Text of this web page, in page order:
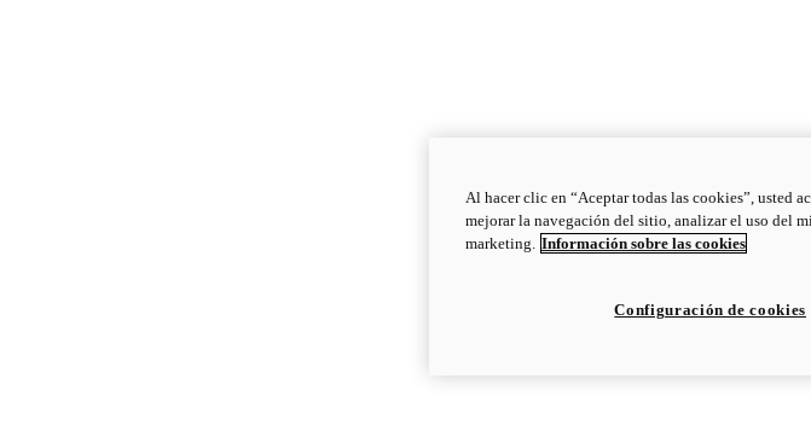
Al hacer clic en “Aceptar todas las cookies”, usted
mejorar la navegación del sitio, analizar el uso del
marketing. Información sobre las cookies
Configuración de cookies